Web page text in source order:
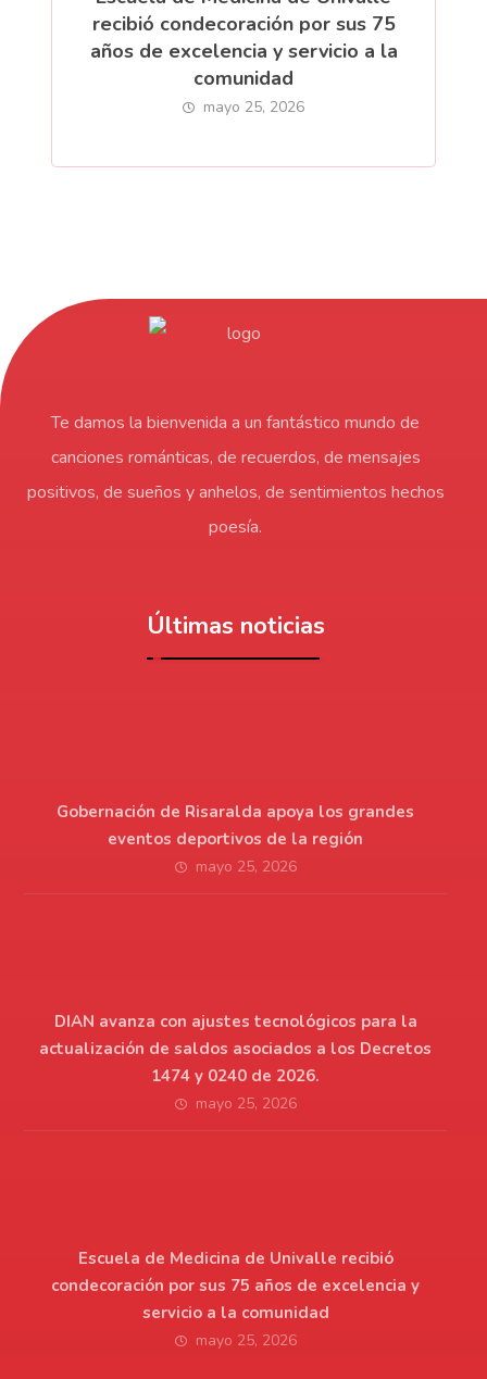
recibió condecoración por sus 75
años de excelencia y servicio a la
comunidad
mayo 25, 2026
Te damos la bienvenida a un fantástico mundo de
canciones románticas, de recuerdos, de mensajes
positivos, de sueños y anhelos, de sentimientos hechos
poesía.
Últimas noticias
Gobernación de Risaralda apoya los grandes
eventos deportivos de la región
mayo 25, 2026
DIAN avanza con ajustes tecnológicos para la
actualización de saldos asociados a los Decretos
1474 y 0240 de 2026.
mayo 25, 2026
Escuela de Medicina de Univalle recibió
condecoración por sus 75 años de excelencia y
servicio a la comunidad
mayo 25, 2026